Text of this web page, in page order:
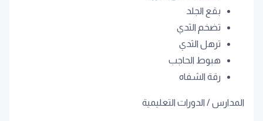
بقع الجلد
تضخم الثدي
ترهل الثدي
هبوط الحاجب
رقة الشفاه
المدارس / الدورات التعليمية